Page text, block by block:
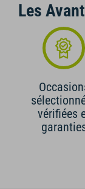
Les
vérifiées